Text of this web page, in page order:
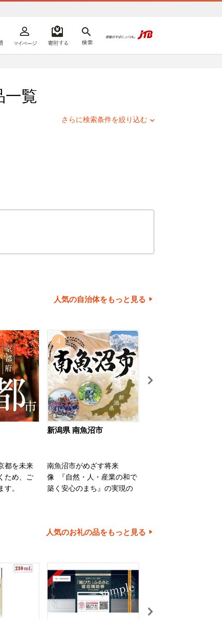
へ
一覧
さらに検索条件を絞り込む
人気の自治体をもっと見る
都を未来
ため、ご
。
4
新潟県 南魚沼市
南魚沼市がめざす将来
像 『自然・人・産業の和で
築く安心のまち』の実現の
す。
人気のお礼の品をもっと見る